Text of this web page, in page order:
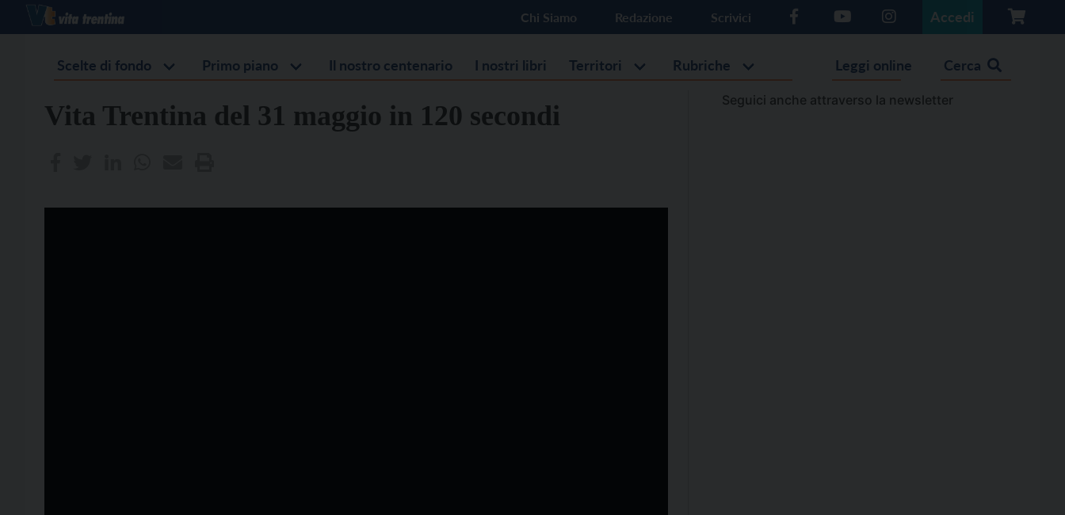
Chi Siamo Redazione Scrivici Accedi
Scelte di fondo Primo piano Il nostro centenario I nostri libri Territori Rubriche Leggi online Cerca
Vita Trentina del 31 maggio in 120 secondi Seguici anche attraverso la newsletter